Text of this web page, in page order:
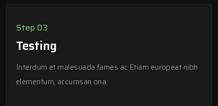
Step 03
Testing
Interdum et malesuada fames ac Etiam europeat nibh
elementum, accumsan ona.